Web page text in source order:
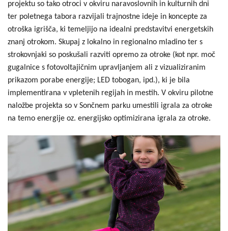
projektu so tako otroci v okviru naravoslovnih in kulturnih dni
ter poletnega tabora razvijali trajnostne ideje in koncepte za
otroška igrišča, ki temeljijo na idealni predstavitvi energetskih
znanj otrokom. Skupaj z lokalno in regionalno mladino ter s
strokovnjaki so poskušali razviti opremo za otroke (kot npr. moč
gugalnice s fotovoltajičnim upravljanjem ali z vizualiziranim
prikazom porabe energije; LED tobogan, ipd.), ki je bila
implementirana v vpletenih regijah in mestih. V okviru pilotne
naložbe projekta so v Sončnem parku umestili igrala za otroke
na temo energije oz. energijsko optimizirana igrala za otroke.